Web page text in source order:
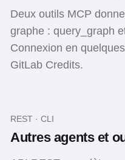
Deux outils MCP
graphe : query_graph
Connexion en
GitLab Credits.
REST · CLI
Autres agents et